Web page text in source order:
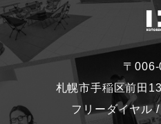
〒
札幌市手稲区前田
フリーダイヤル